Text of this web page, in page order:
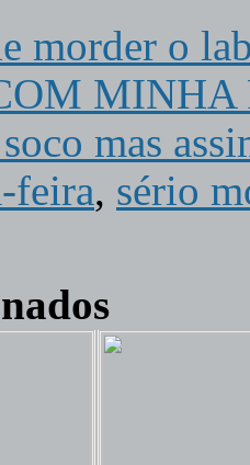
morder o
MINHA
mas
feira, sério